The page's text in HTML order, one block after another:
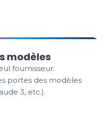
modèles
fournisseur.
portes des modèles
3, etc.).